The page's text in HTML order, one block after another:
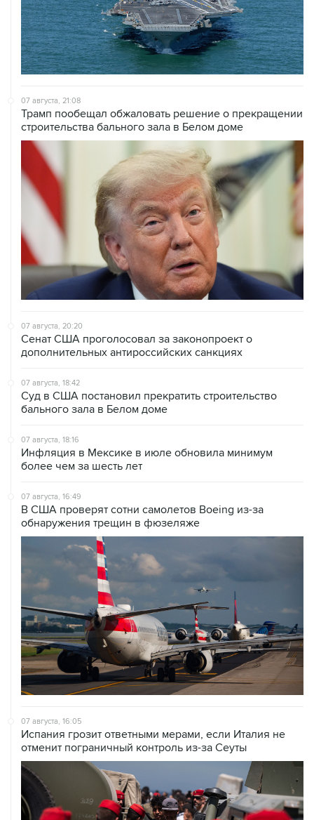
07 августа, 21:08
Трамп пообещал обжаловать решение о прекращении
строительства бального зала в Белом доме
07 августа, 20:20
Сенат США проголосовал за законопроект о
дополнительных антироссийских санкциях
07 августа, 18:42
Суд в США постановил прекратить строительство
бального зала в Белом доме
07 августа, 18:16
Инфляция в Мексике в июле обновила минимум
более чем за шесть лет
07 августа, 16:49
В США проверят сотни самолетов Boeing из-за
обнаружения трещин в фюзеляже
07 августа, 16:05
Испания грозит ответными мерами, если Италия не
отменит пограничный контроль из-за Сеуты